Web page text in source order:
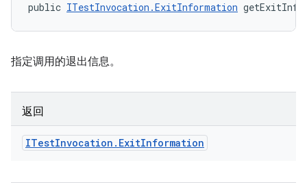
public ITestInvocation.ExitInformation
指定调用的退出信息。
返回
ITestInvocation . ExitInformation